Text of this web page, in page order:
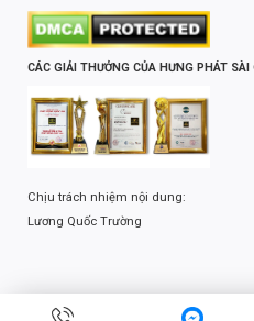
CÁC GIẢI THƯỞNG CỦA HƯNG PHÁT SÀI
Chịu trách nhiệm nội dung:
Lương Quốc Trường